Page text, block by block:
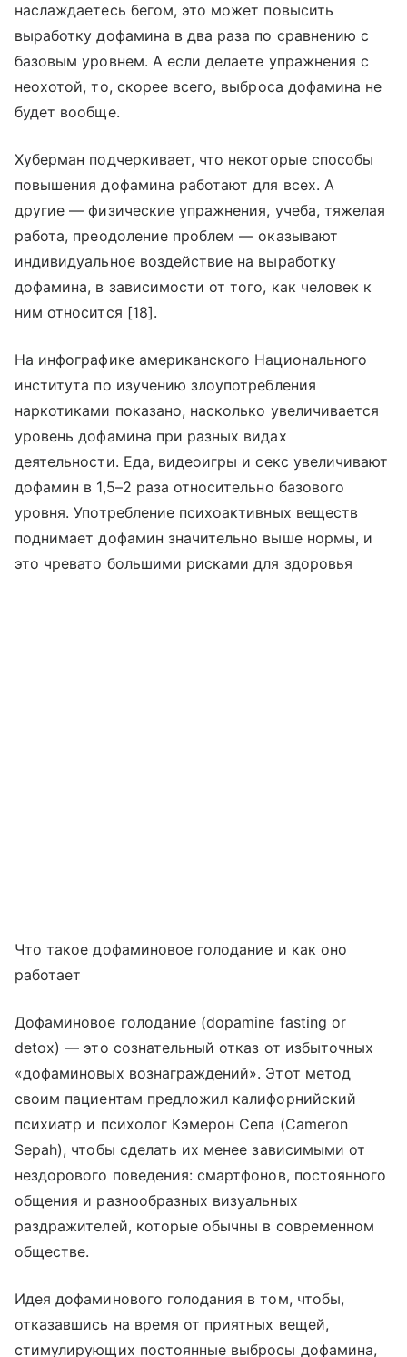
наслаждаетесь бегом, это может повысить
выработку дофамина в два раза по сравнению с
базовым уровнем. А если делаете упражнения с
неохотой, то, скорее всего, выброса дофамина не
будет вообще.
Хуберман подчеркивает, что некоторые способы
повышения дофамина работают для всех. А
другие — физические упражнения, учеба, тяжелая
работа, преодоление проблем — оказывают
индивидуальное воздействие на выработку
дофамина, в зависимости от того, как человек к
ним относится [18].
На инфографике американского Национального
института по изучению злоупотребления
наркотиками показано, насколько увеличивается
уровень дофамина при разных видах
деятельности. Еда, видеоигры и секс увеличивают
дофамин в 1,5–2 раза относительно базового
уровня. Употребление психоактивных веществ
поднимает дофамин значительно выше нормы, и
это чревато большими рисками для здоровья
Что такое дофаминовое голодание и как оно
работает
Дофаминовое голодание (dopamine fasting or
detox) — это сознательный отказ от избыточных
«дофаминовых вознаграждений». Этот метод
своим пациентам предложил калифорнийский
психиатр и психолог Кэмерон Сепа (Cameron
Sepah), чтобы сделать их менее зависимыми от
нездорового поведения: смартфонов, постоянного
общения и разнообразных визуальных
раздражителей, которые обычны в современном
обществе.
Идея дофаминового голодания в том, чтобы,
отказавшись на время от приятных вещей,
стимулирующих постоянные выбросы дофамина,